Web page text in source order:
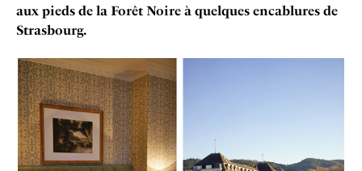
aux pieds de la Forêt Noire à quelques encablures de
Strasbourg.